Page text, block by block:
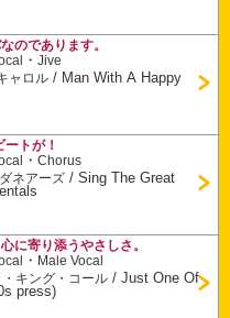
のであります。
・Jive
ャロル / Man With A Happy
トが！
・Chorus
ネアーズ /Sing The Great
に寄り添うやさしさ。
・ Male Vocal
キング・コール /Just One Of
press)